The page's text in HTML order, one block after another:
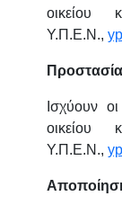
οικείου
Υ.Π.Ε.Ν.,
Ισχύουν
οικείου
Υ.Π.Ε.Ν.,